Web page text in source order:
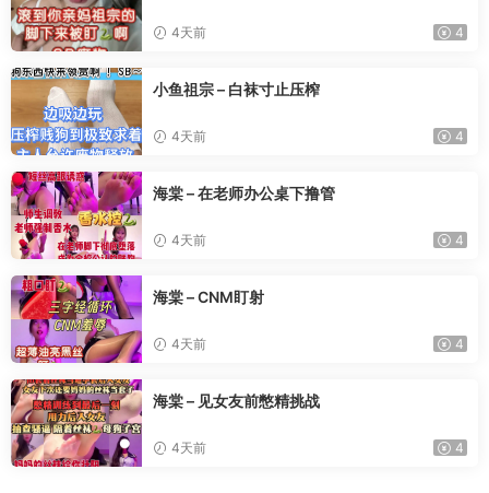
4天前 4
小鱼祖宗 – 白袜寸止压榨
4天前 4
海棠 – 在老师办公桌下撸管
4天前 4
海棠 – CNM盯射
4天前 4
海棠 – 见女友前憋精挑战
4天前 4